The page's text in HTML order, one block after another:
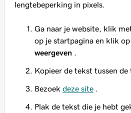
lengtebeperking in pixels.
Ga naar je website, klik
op je startpagina en klik op
weergeven
Kopieer de tekst tussen de
Bezoek deze site
Plak de tekst die je hebt